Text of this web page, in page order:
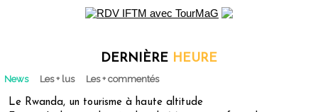
DERNIÈRE HEURE
News Les + lus Les + commentés
Le Rwanda, un tourisme à haute altitude